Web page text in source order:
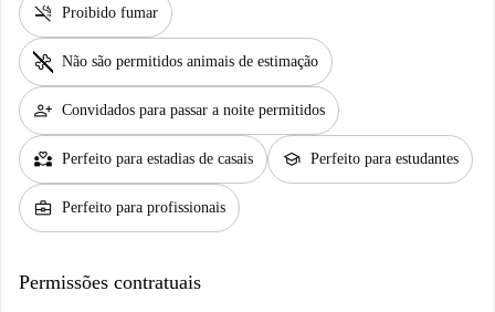
smoke_free Proibido fumar
pet_supplies Não são permitidos animais de estimação
person_add Convidados para passar a noite permitidos
partner_heart Perfeito para estadias de casais school Perfeito para estudantes
business_center Perfeito para profissionais
Permissões contratuais